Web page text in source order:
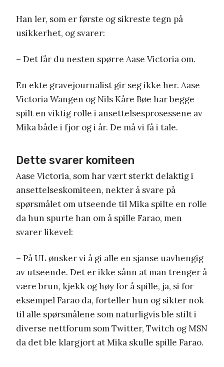
Han ler, som er første og sikreste tegn på
usikkerhet, og svarer:
– Det får du nesten spørre Aase Victoria om.
En ekte gravejournalist gir seg ikke her. Aase
Victoria Wangen og Nils Kåre Bøe har begge
spilt en viktig rolle i ansettelsesprosessene av
Mika både i fjor og i år. De må vi få i tale.
Dette svarer komiteen
Aase Victoria, som har vært sterkt delaktig i
ansettelseskomiteen, nekter å svare på
spørsmålet om utseende til Mika spilte en rolle
da hun spurte han om å spille Farao, men
svarer likevel:
– På UL ønsker vi å gi alle en sjanse uavhengig
av utseende. Det er ikke sånn at man trenger å
være brun, kjekk og høy for å spille, ja, si for
eksempel Farao da, forteller hun og sikter nok
til alle spørsmålene som naturligvis ble stilt i
diverse nettforum som Twitter, Twitch og MSN
da det ble klargjort at Mika skulle spille Farao.